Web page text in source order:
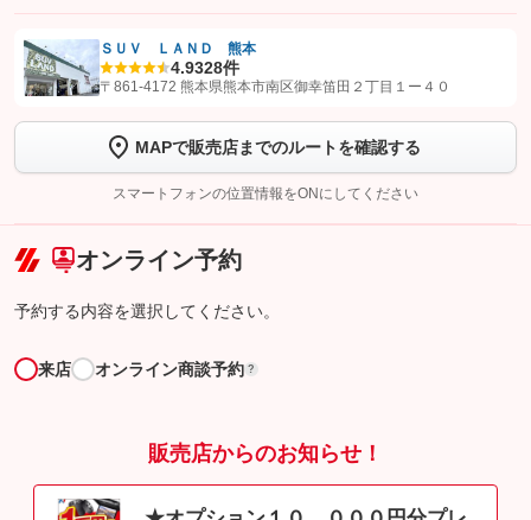
【STEP1】認証画面でグーネットを友だち追加してから「許可する」ボタンを押
トーク画面で
ボタンをタップして問い合わせを
完了してください。
こちら
ＳＵＶ ＬＡＮＤ 熊本
4.9328件
〒861-4172 熊本県熊本市南区御幸笛田２丁目１ー４０
MAPで販売店までのルートを確認する
スマートフォンの位置情報をONにしてください
オンライン予約
予約する内容を選択してください。
来店 オンライン商談予約 ?
販売店からのお知らせ！